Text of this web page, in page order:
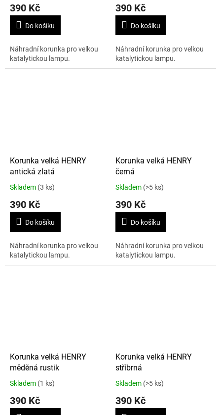
390 Kč
Do košíku
Náhradní korunka pro velkou
katalytickou lampu.
390 Kč
Do košíku
Náhradní korunka pro velkou
katalytickou lampu.
Korunka velká HENRY
antická zlatá
Skladem (3 ks)
390 Kč
Do košíku
Náhradní korunka pro velkou
katalytickou lampu.
Korunka velká HENRY
černá
Skladem (>5 ks)
390 Kč
Do košíku
Náhradní korunka pro velkou
katalytickou lampu.
Korunka velká HENRY
měděná rustik
Skladem (1 ks)
390 Kč
Korunka velká HENRY
stříbrná
Skladem (>5 ks)
390 Kč